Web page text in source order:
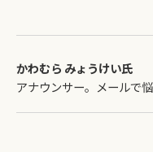
かわむら みょうけい氏
アナウンサー。メールで